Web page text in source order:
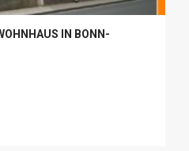
IN BONN-